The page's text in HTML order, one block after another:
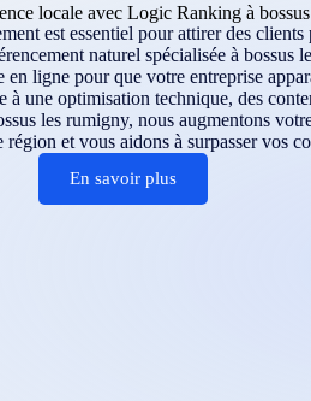
locale avec Logic Ranking à
est essentiel pour attirer des clients
naturel spécialisée à bossus
en ligne pour que votre entreprise
à une optimisation technique, des
les rumigny, nous augmentons
région et vous aidons à surpasser vos
En savoir plus